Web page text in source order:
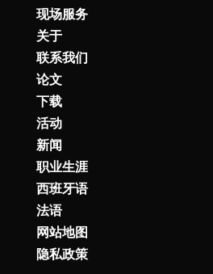
现场服务
关于
联系我们
论文
下载
活动
新闻
职业生涯
西班牙语
法语
网站地图
隐私政策